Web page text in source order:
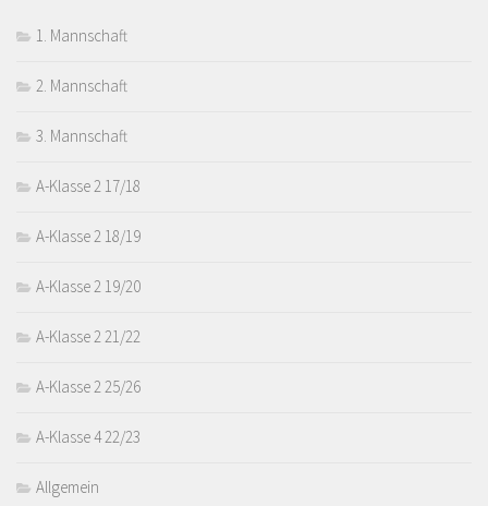
1. Mannschaft
2. Mannschaft
3. Mannschaft
A-Klasse 2 17/18
A-Klasse 2 18/19
A-Klasse 2 19/20
A-Klasse 2 21/22
A-Klasse 2 25/26
A-Klasse 4 22/23
Allgemein